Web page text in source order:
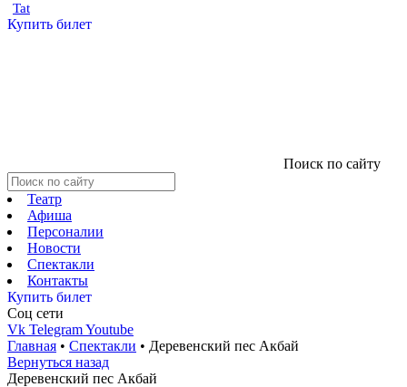
Tat
Купить билет
Поиск по сайту
Театр
Афиша
Персоналии
Новости
Спектакли
Контакты
Купить билет
Соц cети
Vk TelegramYoutube
Главная • Спектакли • Деревенский пес Акбай
Вернуться назад
Деревенский пес Акбай